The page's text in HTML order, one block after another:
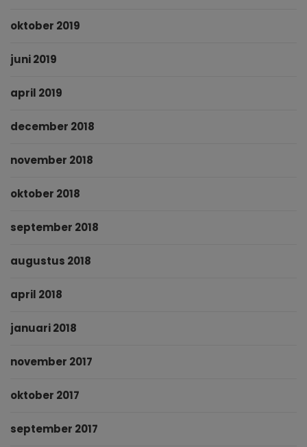
oktober 2019
juni 2019
april 2019
december 2018
november 2018
oktober 2018
september 2018
augustus 2018
april 2018
januari 2018
november 2017
oktober 2017
september 2017